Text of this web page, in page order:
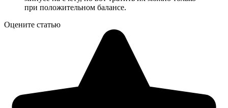
при положительном балансе.
Оцените статью